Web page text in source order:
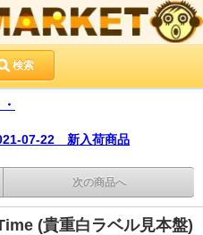
検索
07-22 新入荷商品
次の商品へ
(貴重白ラベル見本盤)